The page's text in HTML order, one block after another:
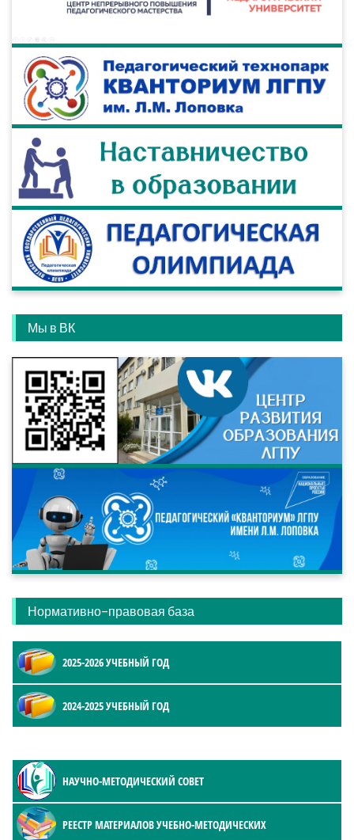
Мы в ВК
Нормативно-правовая база
2025-2026 УЧЕБНЫЙ ГОД
2024-2025 УЧЕБНЫЙ ГОД
НАУЧНО-МЕТОДИЧЕСКИЙ СОВЕТ
РЕЕСТР МАТЕРИАЛОВ УЧЕБНО-МЕТОДИЧЕСКИХ